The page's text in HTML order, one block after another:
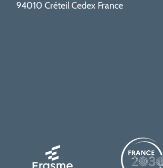
94010 Créteil Cedex France